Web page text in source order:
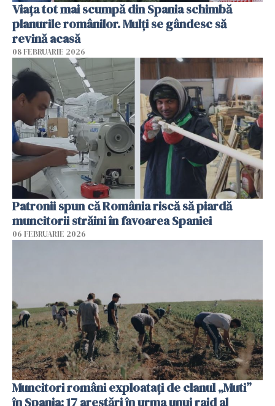
Viața tot mai scumpă din Spania schimbă
planurile românilor. Mulți se gândesc să
revină acasă
08 FEBRUARIE 2026
Patronii spun că România riscă să piardă
muncitorii străini în favoarea Spaniei
06 FEBRUARIE 2026
Muncitori români exploatați de clanul „Muti”
în Spania: 17 arestări în urma unui raid al